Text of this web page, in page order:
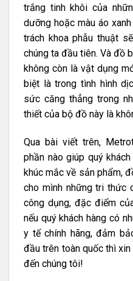
trắng tinh khôi của
dưỡng hoặc màu áo
trách khoa phẫu thuật
chúng ta đầu tiên. Và đồ
không còn là vật dụng
biệt là trong tình hình
sức căng thẳng trong
thiết của bộ đồ này là
Qua bài viết trên,
phần nào giúp quý
khúc mắc về sản phẩm,
cho mình những tri thức
công dụng, đặc điểm
nếu quý khách hàng có
y tế chính hãng, đảm
đầu trên toàn quốc thì
đến chúng tôi!